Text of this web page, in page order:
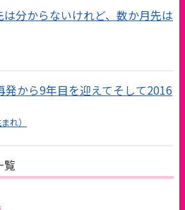
分からないけれど、数か月先は
から9年目を迎えてそして2016
れ）
覧